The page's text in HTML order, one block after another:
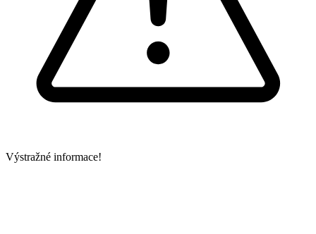
Výstražné informace!